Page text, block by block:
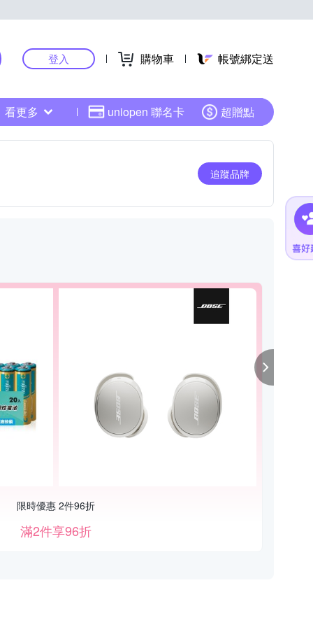
登入 購物車 帳號綁定送
看更多 uniopen 聯名卡 超贈點
追蹤品牌
限時優惠 2件96折
滿2件享96折